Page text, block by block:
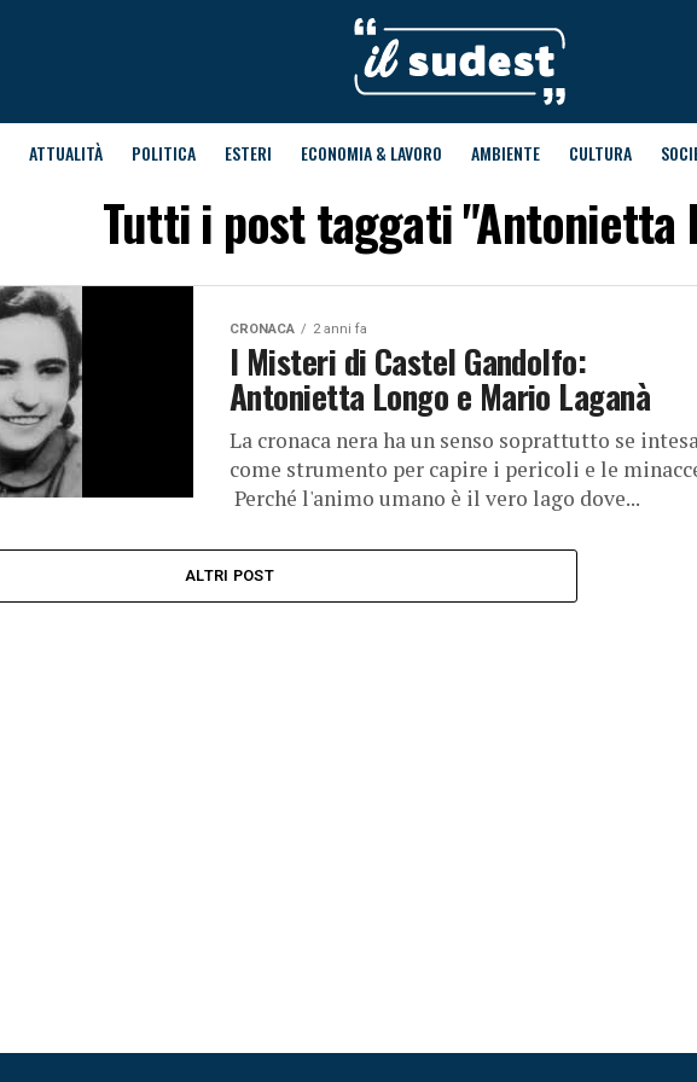
ATTUALITÀ POLITICA ESTERI ECONOMIA & LAVORO AMBIENTE CULTURA
Tutti i post taggati "Antonietta
CRONACA 2 anni fa
I Misteri di Castel Gandolfo:
Antonietta Longo e Mario Laganà
La cronaca nera ha un senso soprattutto se
come strumento per capire i pericoli e le
Perché l'animo umano è il vero lago dove...
ALTRI POST